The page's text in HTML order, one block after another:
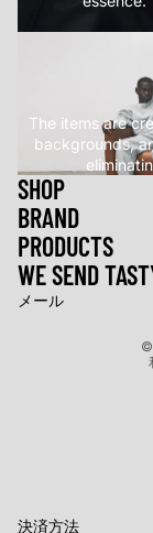
The items are
backgrounds,
SHOP
BRAND
PRODUCTS
WE SEND
メール
©
返金ポリシー
プライバシー
特定商取引
決済方法